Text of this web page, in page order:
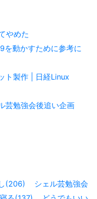
やめた
を動かすために参考に
ト製作 | 日経Linux
芸勉強会後追い企画
(206)
シェル芸勉強会